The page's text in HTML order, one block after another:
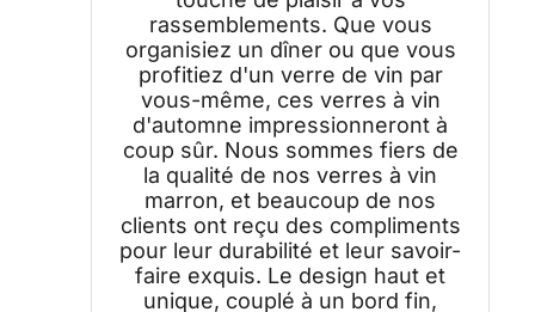
rassemblements. Que vous
organisiez un dîner ou que vous
profitiez d'un verre de vin par
vous-même, ces verres à vin
d'automne impressionneront à
coup sûr. Nous sommes fiers de
la qualité de nos verres à vin
marron, et beaucoup de nos
clients ont reçu des compliments
pour leur durabilité et leur savoir-
faire exquis. Le design haut et
unique, couplé à un bord fin,